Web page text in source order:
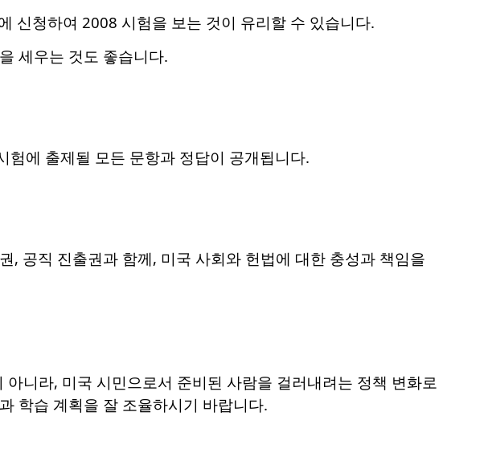
신청하여 2008 시험을 보는 것이 유리할 수 있습니다.
세우는 것도 좋습니다.
험에 출제될 모든 문항과 정답이 공개됩니다.
, 공직 진출권과 함께, 미국 사회와 헌법에 대한 충성과 책임을
니라, 미국 시민으로서 준비된 사람을 걸러내려는 정책 변화로
학습 계획을 잘 조율하시기 바랍니다.